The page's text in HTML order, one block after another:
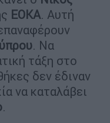
ΕΟΚΑ. Αυτή
. Να
τάξη στο
δεν έδιναν
να καταλάβει
.